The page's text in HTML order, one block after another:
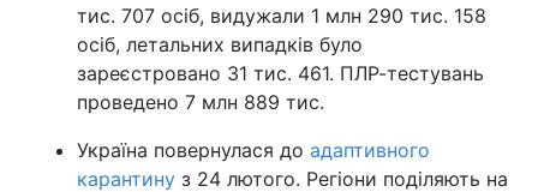
тис. 707 осіб, видужали 1 млн 290 тис. 158
осіб, летальних випадків було
зареєстровано 31 тис. 461. ПЛР-тестувань
проведено 7 млн 889 тис.
Україна повернулася до адаптивного
карантину з 24 лютого. Регіони поділяють на